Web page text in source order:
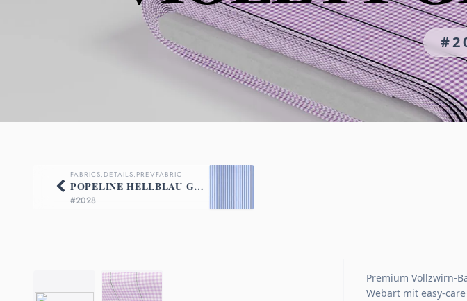
FABRICS.DETAILS.PREVFABRIC
POPELINE HELLBLAU GESTREIFT
#2028
Premium Vollzwirn-
Webart mit easy-